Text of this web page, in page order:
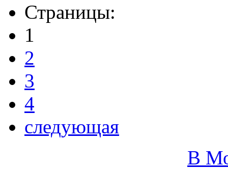
Страницы:
1
2
3
4
следующая
В